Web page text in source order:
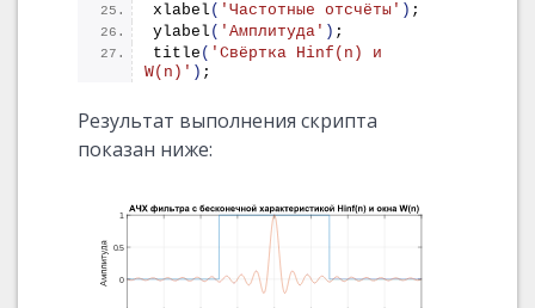
xlabel ( 'Частотные отсчёты' ) ;
ylabel ( 'Амплитуда' ) ;
title ( 'Свёртка Hinf(n) и
W(n)' ) ;
Результат выполнения скрипта
показан ниже: